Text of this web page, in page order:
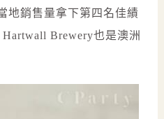
地銷售量拿下第四名佳績
Brewery也是澳洲